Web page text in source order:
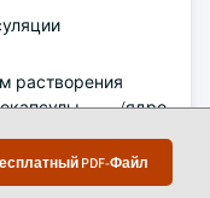
PDF-Файл
растворения
(ядро-